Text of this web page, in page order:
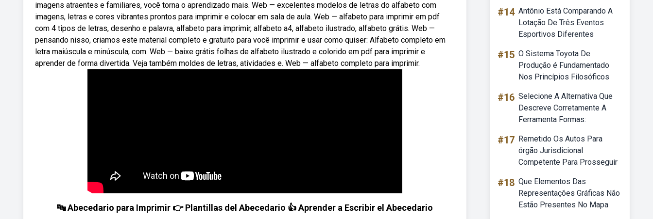
imagens atraentes e familiares, você torna o aprendizado mais. Web — excelentes modelos de letras do alfabeto com
imagens, letras e cores vibrantes prontos para imprimir e colocar em sala de aula. Web — alfabeto para imprimir em pdf
com 4 tipos de letras, desenho e palavra, alfabeto para imprimir, alfabeto a4, alfabeto ilustrado, alfabeto grátis. Web —
pensando nisso, criamos este material completo e gratuito para você imprimir e usar como quiser: Alfabeto completo em
letra maiúscula e minúscula, com. Web — baixe grátis folhas de alfabeto ilustrado e colorido em pdf para imprimir e
aprender de forma divertida. Veja também moldes de letras, atividades e. Web — alfabeto completo para imprimir.
🔤 Abecedario para Imprimir 👉 Plantillas del Abecedario 👍 Aprender a Escribir el Abecedario
#14 Antônio Está Comparando A
Lotação De Três Eventos
Esportivos Diferentes
#15 O Sistema Toyota De
Produção é Fundamentado
Nos Princípios Filosóficos
#16 Selecione A Alternativa Que
Descreve Corretamente A
Ferramenta Formas:
#17 Remetido Os Autos Para
órgão Jurisdicional
Competente Para Prosseguir
#18 Que Elementos Das
Representações Gráficas Não
Estão Presentes No Mapa